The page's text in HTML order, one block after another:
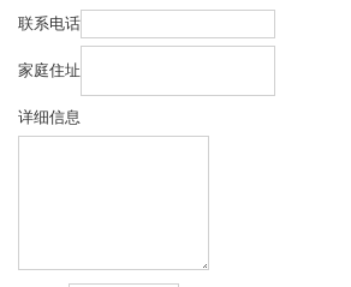
联系电话
家庭住址
详细信息